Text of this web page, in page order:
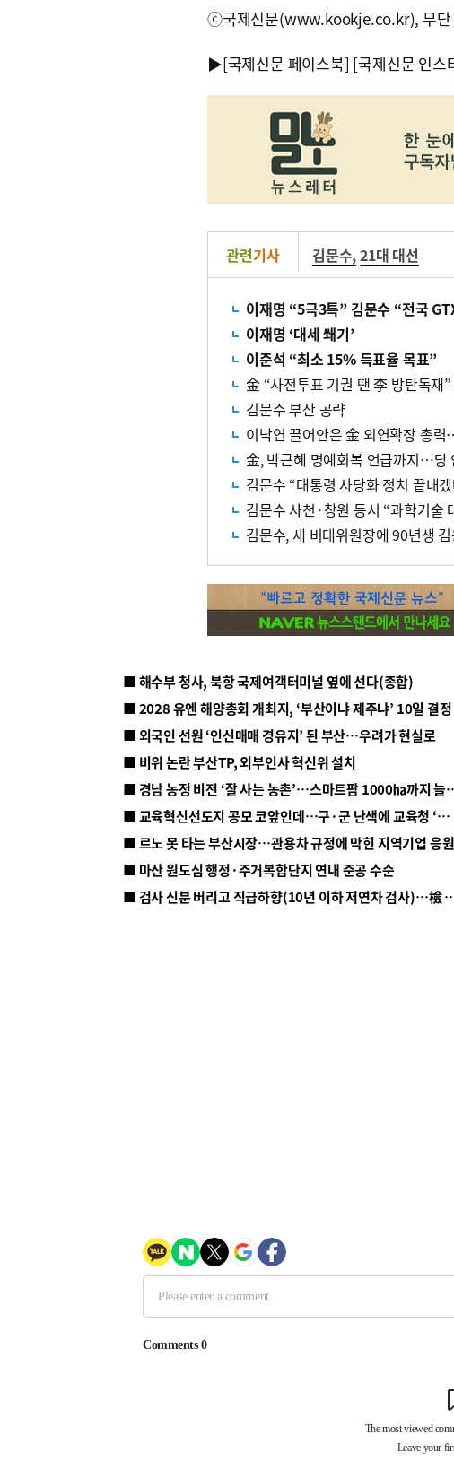
ⓒ국제신문(www.kookje.co.kr), 무단
▶[국제신문 페이스북] [국제신문 인스
관련기사 김문수,21대 대선
이재명 “5극3특” 김문수 “전국
이재명 ‘대세 쐐기’
이준석 “최소 15% 득표율 목표”
金 “사전투표 기권 땐 李 방탄독재
김문수 부산 공략
이낙연 끌어안은 金 외연확장 총
金, 박근혜 명예회복 언급까지…당
김문수 “대통령 사당화 정치 끝내
김문수 사천·창원 등서 “과학기술
김문수, 새 비대위원장에 90년생
■ 해수부 청사, 북항 국제여객터미널 옆에 선다(종합)
■ 2028 유엔 해양총회 개최지, ‘부산이냐 제주냐’ 10일 결정
■ 외국인 선원 ‘인신매매 경유지’ 된 부산…우려가 현실로
■ 비위 논란 부산TP, 외부인사 혁신위 설치
■ 경남 농정 비전 ‘잘
■ 교육혁신선도지 공모 코앞인데…구·군 난색에 교육청 ‘쩔쩔’
■ 르노 못 타는 부산시장…관용차 규정에 막힌 지역기업 응원
■ 마산 원도심 행정·주거복합단지 연내 준공 수순
■ 검사 신분 버리고 직급하향(10년